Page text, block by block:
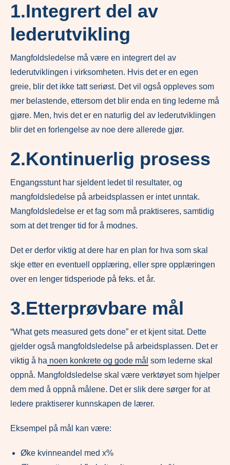
1.Integrert del av
lederutvikling
Mangfoldsledelse må være en integrert del av
lederutviklingen i virksomheten. Hvis det er en egen
greie, blir det ikke tatt seriøst. Det vil også oppleves som
mer belastende, ettersom det blir enda en ting lederne må
gjøre. Men, hvis det er en naturlig del av lederutviklingen
blir det en forlengelse av noe dere allerede gjør.
2.Kontinuerlig prosess
Engangsstunt har sjeldent ledet til resultater, og
mangfoldsledelse på arbeidsplassen er intet unntak.
Mangfoldsledelse er et fag som må praktiseres, samtidig
som at det trenger tid for å modnes.
Det er derfor viktig at dere har en plan for hva som skal
skje etter en eventuell opplæring, eller spre opplæringen
over en lenger tidsperiode på feks. et år.
3.Etterprøvbare mål
“What gets measured gets done” er et kjent sitat. Dette
gjelder også mangfoldsledelse på arbeidsplassen. Det er
viktig å ha noen konkrete og gode mål som lederne skal
oppnå. Mangfoldsledelse skal være verktøyet som hjelper
dem med å oppnå målene. Det er slik dere sørger for at
ledere praktiserer kunnskapen de lærer.
Eksempel på mål kan være:
Øke kvinneandel med x%